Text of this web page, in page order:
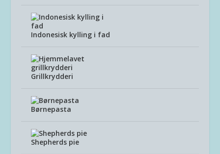
Indonesisk kylling i fad
Grillkrydderi
Børnepasta
Shepherds pie